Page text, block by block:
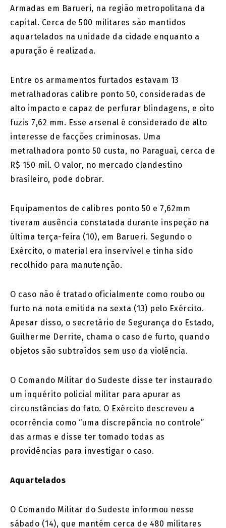
Armadas em Barueri, na região metropolitana da
capital. Cerca de 500 militares são mantidos
aquartelados na unidade da cidade enquanto a
apuração é realizada.
Entre os armamentos furtados estavam 13
metralhadoras calibre ponto 50, consideradas de
alto impacto e capaz de perfurar blindagens, e oito
fuzis 7,62 mm. Esse arsenal é considerado de alto
interesse de facções criminosas. Uma
metralhadora ponto 50 custa, no Paraguai, cerca de
R$ 150 mil. O valor, no mercado clandestino
brasileiro, pode dobrar.
Equipamentos de calibres ponto 50 e 7,62mm
tiveram ausência constatada durante inspeção na
última terça-feira (10), em Barueri. Segundo o
Exército, o material era inservível e tinha sido
recolhido para manutenção.
O caso não é tratado oficialmente como roubo ou
furto na nota emitida na sexta (13) pelo Exército.
Apesar disso, o secretário de Segurança do Estado,
Guilherme Derrite, chama o caso de furto, quando
objetos são subtraídos sem uso da violência.
O Comando Militar do Sudeste disse ter instaurado
um inquérito policial militar para apurar as
circunstâncias do fato. O Exército descreveu a
ocorrência como “uma discrepância no controle”
das armas e disse ter tomado todas as
providências para investigar o caso.
Aquartelados
O Comando Militar do Sudeste informou nesse
sábado (14), que mantém cerca de 480 militares